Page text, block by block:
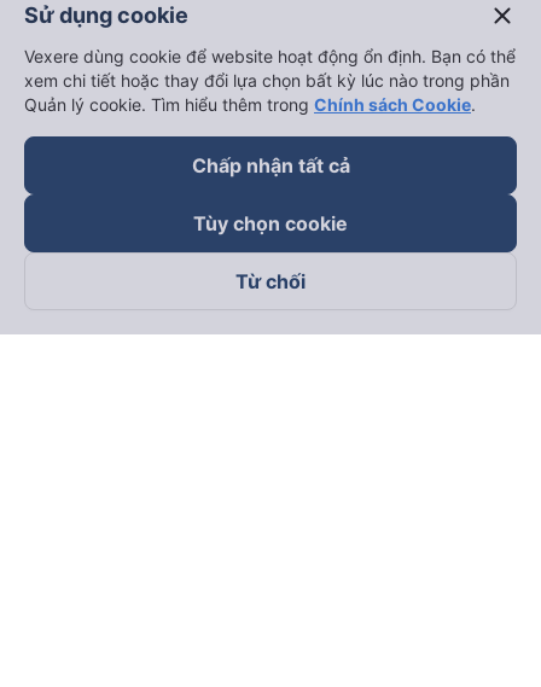
keyboard_arrow_down
Trở thành đối tác
Đối tác thanh toán
Sử dụng cookie close
Vexere dùng cookie để website hoạt động ổn định. Bạn có thể
xem chi tiết hoặc thay đổi lựa chọn bất kỳ lúc nào trong phần
Quản lý cookie. Tìm hiểu thêm trong Chính sách Cookie.
Chấp nhận tất cả
Tùy chọn cookie
Từ chối